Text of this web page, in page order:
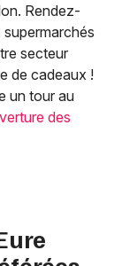
Rendez-
secteur
de cadeaux !
un tour au
des